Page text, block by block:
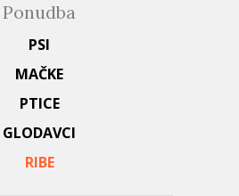
Ponudba
PSI
MAČKE
PTICE
GLODAVCI
RIBE